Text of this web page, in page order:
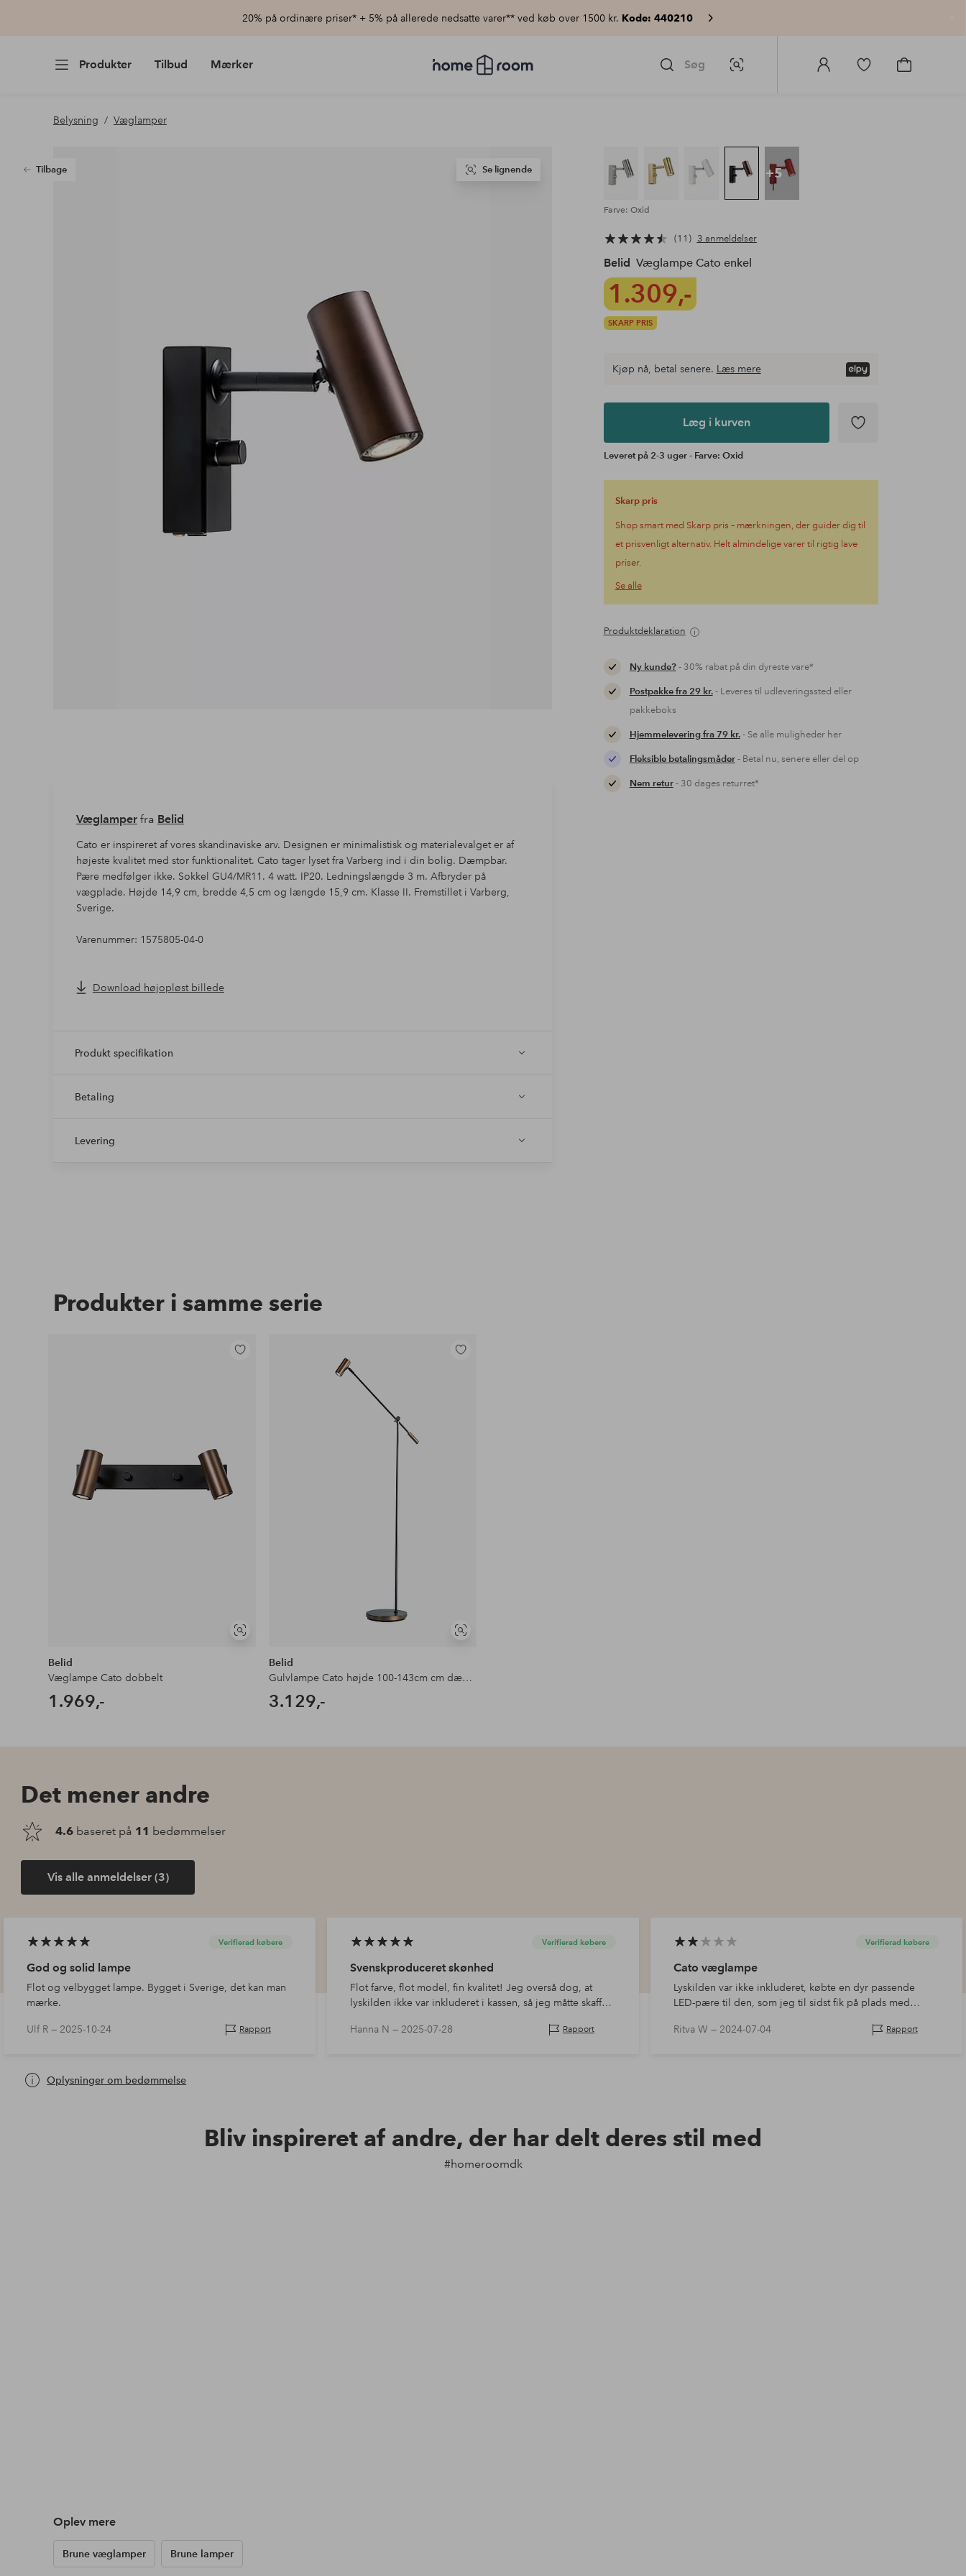
20% på ordinære priser* + 5% på allerede nedsatte varer** ved køb over 1500 kr. Kode: 440210
Produkter Tilbud Mærker
Homeroom
–
Søg Billedsøgning
Log
Gå
Gå
Belysning Væglamper
Tilbage Se lignende +5
Farve: Oxid
11 3 anmeldelser
Belid Væglampe Cato enkel
1.309,-
SKARP PRIS
Kjøp nå, betal senere. Læs mere
Læg i kurven
Leveret på 2-3 uger - Farve: Oxid
Skarp pris
Shop smart med Skarp pris – mærkningen, der guider dig til
et prisvenligt alternativ. Helt almindelige varer til rigtig lave
priser.
Se alle
Produktdeklaration
Ny kunde?- 30% rabat på din dyreste vare*
Postpakke fra 29 kr.- Leveres til udleveringssted eller
pakkeboks
Hjemmelevering fra 79 kr.- Se alle muligheder her
Fleksible betalingsmåder- Betal nu, senere eller del op
Nem retur- 30 dages returret*
Væglamperfra Belid
Cato er inspireret af vores skandinaviske arv. Designen er minimalistisk og materialevalget er af
højeste kvalitet med stor funktionalitet. Cato tager lyset fra Varberg ind i din bolig. Dæmpbar.
Pære medfølger ikke. Sokkel GU4/MR11. 4 watt. IP20. Ledningslængde 3 m. Afbryder på
vægplade. Højde 14,9 cm, bredde 4,5 cm og længde 15,9 cm. Klasse II. Fremstillet i Varberg,
Sverige.
Varenummer: 1575805-04-0
Download højopløst billede
Produkt specifikation
Betaling
Levering
Produkter i samme serie
Se
Belid
Væglampe Cato dobbelt
1.969,-
Se
Belid
Gulvlampe Cato højde 100-143cm cm dæmpbar
3.129,-
Det mener andre
4.6 baseret på 11 bedømmelser
Vis alle anmeldelser (3)
Verifierad købere
God og solid lampe
Flot og velbygget lampe. Bygget i Sverige, det kan man
mærke.
Ulf R —2025-10-24 Rapport
Verifierad købere
Svenskproduceret skønhed
Flot farve, flot model, fin kvalitet! Jeg overså dog, at
lyskilden ikke var inkluderet i kassen, så jeg måtte skaffe
Hanna N —2025-07-28 Rapport
Verifierad købere
Cato væglampe
Lyskilden var ikke inkluderet, købte en dyr passende
LED-pære til den, som jeg til sidst fik på plads med
køb!
Ritva W — 2024-07-04 Rapport
Oplysninger om bedømmelse
Bliv inspireret af andre, der har delt deres stil med
#homeroomdk
Oplev mere
Brune væglamper Brune lamper